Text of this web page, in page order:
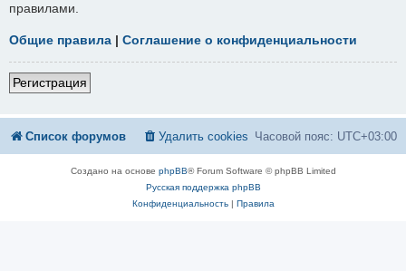
правилами.
Общие правила | Соглашение о конфиденциальности
Регистрация
Список форумов Часовой пояс: UTC+03:00
Удалить cookies
Создано на основе phpBB® Forum Software © phpBB Limited
Русская поддержка phpBB
Конфиденциальность| Правила